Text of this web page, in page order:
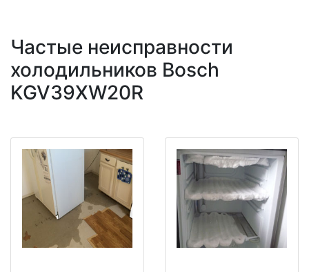
Частые неисправности
холодильников Bosch
KGV39XW20R